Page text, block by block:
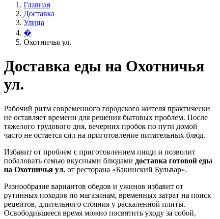
Главная
Доставка
Улица
�
Охотничья ул.
Доставка еды на Охотничья
ул.
Рабочий ритм современного городского жителя практически
не оставляет времени для решения бытовых проблем. После
тяжелого трудового дня, вечерних пробок по пути домой
часто не остается сил на приготовление питательных блюд.
Избавит от проблем с приготовлением пищи и позволит
побаловать семью вкусными блюдами доставка готовой еды
на Охотничья ул. от ресторана «Бакинский Бульвар».
Разнообразие вариантов обедов и ужинов избавит от
рутинных походов по магазинам, временных затрат на поиск
рецептов, длительного стояния у раскаленной плиты.
Освободившееся время можно посвятить уходу за собой,